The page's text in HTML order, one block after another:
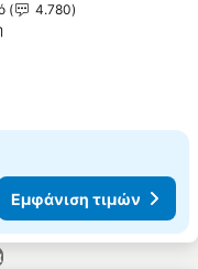
4.780
Εμφάνιση τιμών